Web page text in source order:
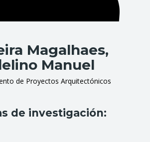
Magalhaes,
Manuel
de Proyectos Arquitectónicos
de investigación: